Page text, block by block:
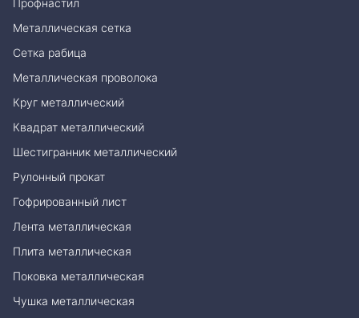
Профнастил
Металлическая сетка
Сетка рабица
Металлическая проволока
Круг металлический
Квадрат металлический
Шестигранник металлический
Рулонный прокат
Гофрированный лист
Лента металлическая
Плита металлическая
Поковка металлическая
Чушка металлическая